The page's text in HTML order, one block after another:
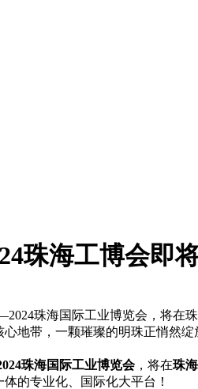
珠海工博会即
珠海国际工业博览会，将在
带，一颗璀璨的明珠正悄然绽
珠海国际工业博览会，将在珠
的专业化、国际化大平台！